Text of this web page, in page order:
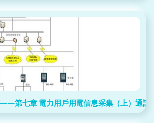
第七章 電力用戶用電信息采集（上）通訊